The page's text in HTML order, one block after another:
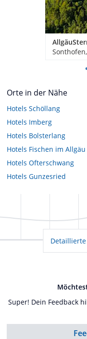
Orte in der Nähe
Hotels Schöllang
Hotels Imberg
Hotels Bolsterlang
Hotels Fischen im Allgäu
Hotels Ofterschwang
Hotels Gunzesried
Super! Dein Feedback